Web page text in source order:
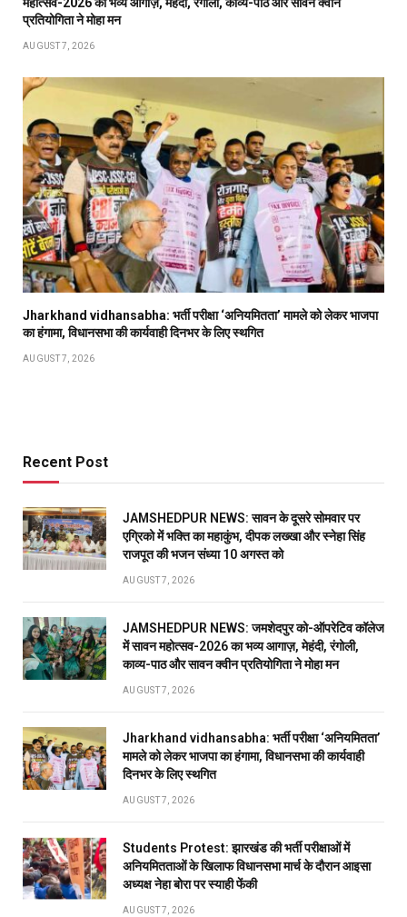
महोत्सव-2026 का भव्य आगाज़, मेहंदी, रंगोली, काव्य-पाठ और सावन क्वीन
प्रतियोगिता ने मोहा मन
AUGUST 7, 2026
Jharkhand vidhansabha: भर्ती परीक्षा ‘अनियमितता’ मामले को लेकर भाजपा
का हंगामा, विधानसभा की कार्यवाही दिनभर के लिए स्थगित
AUGUST 7, 2026
Recent Post
JAMSHEDPUR NEWS: सावन के दूसरे सोमवार पर
एग्रिको में भक्ति का महाकुंभ, दीपक लख्खा और स्नेहा सिंह
राजपूत की भजन संध्या 10 अगस्त को
AUGUST 7, 2026
JAMSHEDPUR NEWS: जमशेदपुर को-ऑपरेटिव कॉलेज
में सावन महोत्सव-2026 का भव्य आगाज़, मेहंदी, रंगोली,
काव्य-पाठ और सावन क्वीन प्रतियोगिता ने मोहा मन
AUGUST 7, 2026
Jharkhand vidhansabha: भर्ती परीक्षा ‘अनियमितता’
मामले को लेकर भाजपा का हंगामा, विधानसभा की कार्यवाही
दिनभर के लिए स्थगित
AUGUST 7, 2026
Students Protest: झारखंड की भर्ती परीक्षाओं में
अनियमितताओं के खिलाफ विधानसभा मार्च के दौरान आइसा
अध्यक्ष नेहा बोरा पर स्याही फेंकी
AUGUST 7, 2026